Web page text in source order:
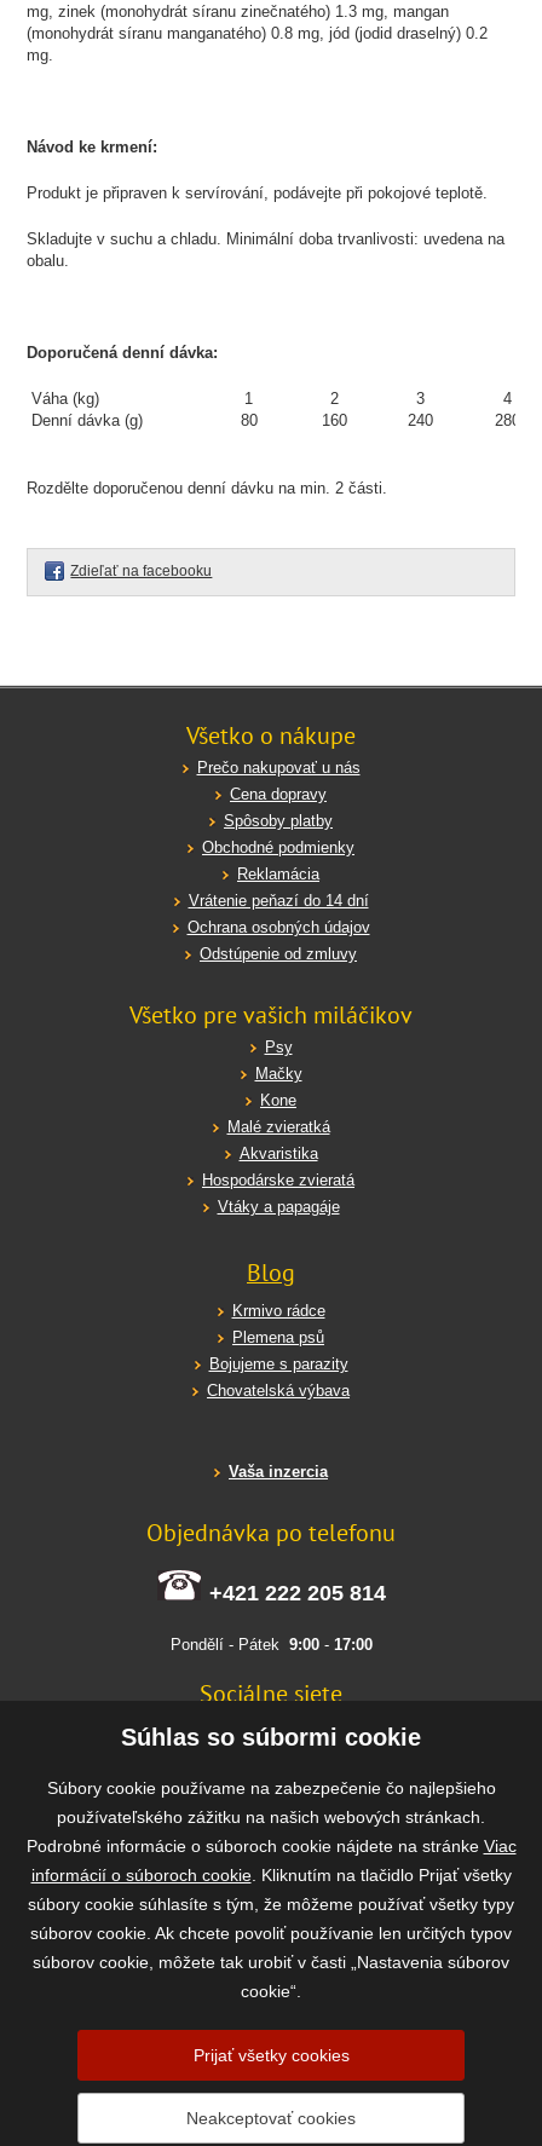
mg, zinek (monohydrát síranu zinečnatého) 1.3 mg, mangan
(monohydrát síranu manganatého) 0.8 mg, jód (jodid draselný) 0.2
mg.
Návod ke krmení:
Produkt je připraven k servírování, podávejte při pokojové teplotě.
Skladujte v suchu a chladu. Minimální doba trvanlivosti: uvedena na
obalu.
Doporučená denní dávka:
Váha (kg) 1 2 3
4
Denní dávka (g)
80 160 240 280
Rozdělte doporučenou denní dávku na min. 2 části.
Zdieľať na facebooku
Všetko o nákupe
Prečo nakupovať u nás
Cena dopravy
Spôsoby platby
Obchodné podmienky
Reklamácia
Vrátenie peňazí do 14 dní
Ochrana osobných údajov
Odstúpenie od zmluvy
Všetko pre vašich miláčikov
Psy
Mačky
Kone
Malé zvieratká
Akvaristika
Hospodárske zvieratá
Vtáky a papagáje
Blog
Krmivo rádce
Plemena psů
Bojujeme s parazity
Chovatelská výbava
Vaša inzercia
Objednávka po telefonu
+421 222 205 814
Pondělí - Pátek 9:00- 17:00
Sociálne siete
FACEBOOK
Rýchla a bezpečná platba
2026 ©www.vasekrmivo.sk- Tomáš Kroupa e-shop, Kanice 307, 664 01
Brno-venkov, IČ: 75785439
Súhlas so súbormi cookie
Súbory cookie používame na zabezpečenie čo najlepšieho
používateľského zážitku na našich webových stránkach.
Podrobné informácie o súboroch cookie nájdete na stránke Viac
informácií o súboroch cookie. Kliknutím na tlačidlo Prijať všetky
súbory cookie súhlasíte s tým, že môžeme používať všetky typy
súborov cookie. Ak chcete povoliť používanie len určitých typov
súborov cookie, môžete tak urobiť v časti „Nastavenia súborov
cookie“.
Prijať všetky cookies
Neakceptovať cookies